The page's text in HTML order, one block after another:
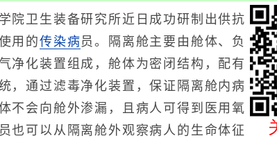
卫生装备研究所近日成功研制出供抗
用的传染病员。隔离舱主要由舱体、负
净化装置组成，舱体为密闭结构，配有
，通过滤毒净化装置，保证隔离舱内病
不会向舱外渗漏，且病人可得到医用氧
也可以从隔离舱外观察病人的生命体征